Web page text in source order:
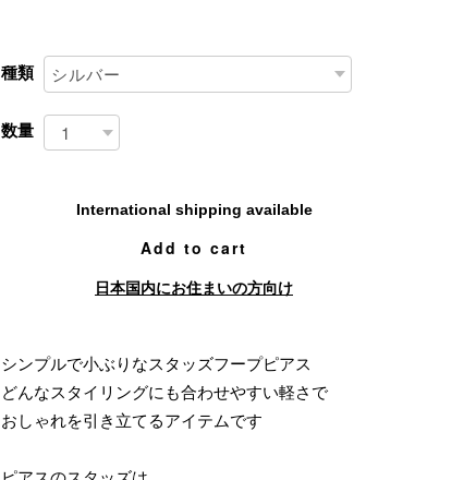
種類
数量
International shipping available
Add to cart
日本国内にお住まいの方向け
シンプルで小ぶりなスタッズフープピアス
どんなスタイリングにも合わせやすい軽さで
おしゃれを引き立てるアイテムです